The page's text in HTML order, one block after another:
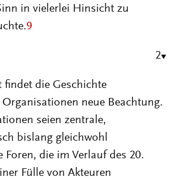
in vielerlei Hinsicht zu
9
2
findet die Geschichte
neue Beachtung.
seien zentrale,
bislang gleichwohl
Foren, die im Verlauf des 20.
Fülle von Akteuren